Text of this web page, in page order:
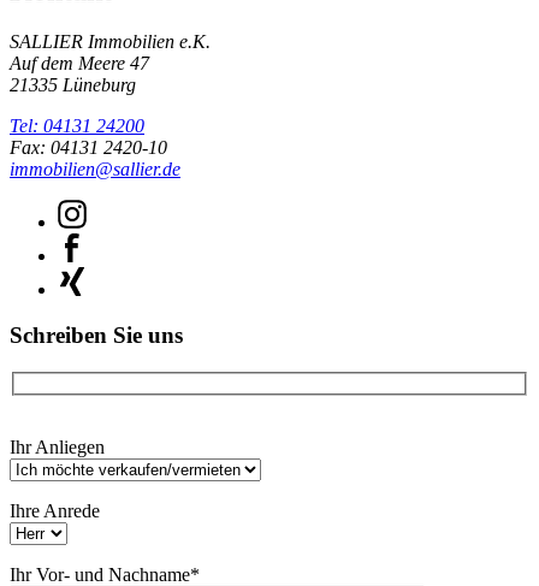
SALLIER Immobilien e.K.
Auf dem Meere 47
21335 Lüneburg
Tel: 04131 24200
Fax: 04131 2420-10
immobilien@sallier.de
Schreiben Sie uns
lasse
dieses
leer.
Ihr Anliegen
Ihre Anrede
Ihr Vor- und Nachname*